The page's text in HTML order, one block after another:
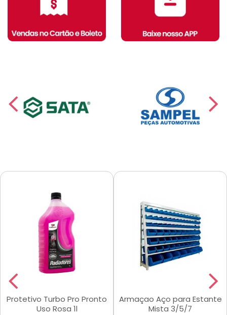
Protetivo Turbo Pro Pronto
Uso Rosa 1l
Armaçao Aço para Estante
Mista 3/5/7